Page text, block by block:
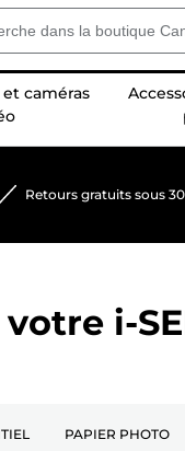
caméras
Retours gratuits sous
votre i-
PAPIER PHOTO